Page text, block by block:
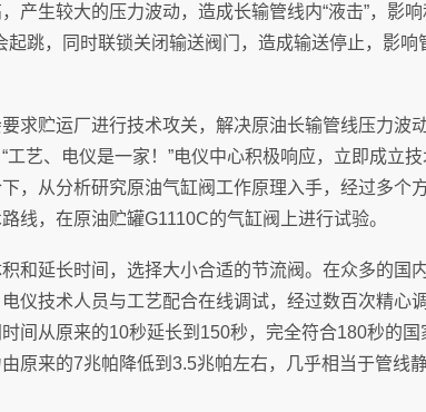
产生较大的压力波动，造成长输管线内“液击”，影
跳，同时联锁关闭输送阀门，造成输送停止，影
求贮运厂进行技术攻关，解决原油长输管线压力波
艺、电仪是一家！”电仪中心积极响应，立即成立
，从分析研究原油气缸阀工作原理入手，经过多个
线，在原油贮罐G1110C的气缸阀上进行试验。
和延长时间，选择大小合适的节流阀。在众多的国
仪技术人员与工艺配合在线调试，经过数百次精心
间从原来的10秒延长到150秒，完全符合180秒的
原来的7兆帕降低到3.5兆帕左右，几乎相当于管线